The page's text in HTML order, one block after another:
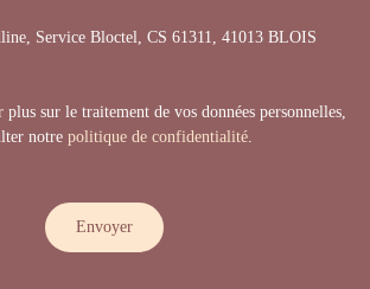
Service Bloctel, CS 61311, 41013 BLOIS
plus sur le traitement de vos données personnelles,
notre politique de confidentialité
Envoyer